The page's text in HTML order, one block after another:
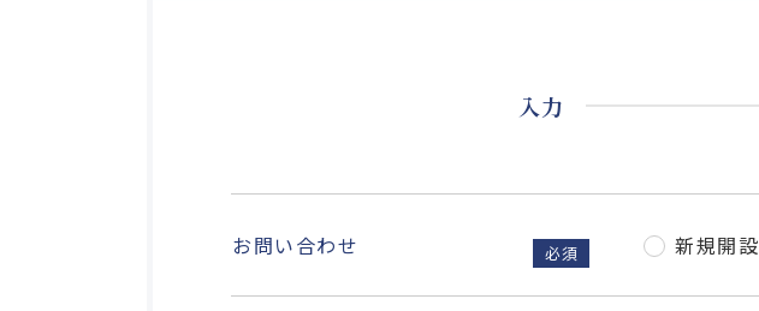
入力
お問い合わせ 必須 新規開設